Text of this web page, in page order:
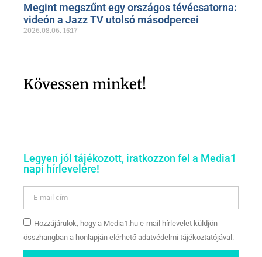
Megint megszűnt egy országos tévécsatorna:
videón a Jazz TV utolsó másodpercei
2026.08.06. 15:17
Kövessen minket!
Legyen jól tájékozott, iratkozzon fel a Media1
napi hírlevelére!
Hozzájárulok, hogy a Media1.hu e-mail hírlevelet küldjön
összhangban a honlapján elérhető adatvédelmi tájékoztatójával.